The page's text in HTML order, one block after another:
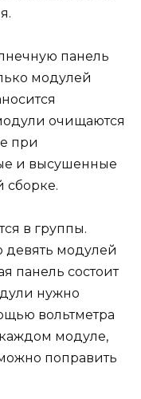
панель
модулей
очищаются
при
и высушенные
сборке.
в группы.
девять модулей
панель состоит
нужно
вольтметра
модуле,
поправить